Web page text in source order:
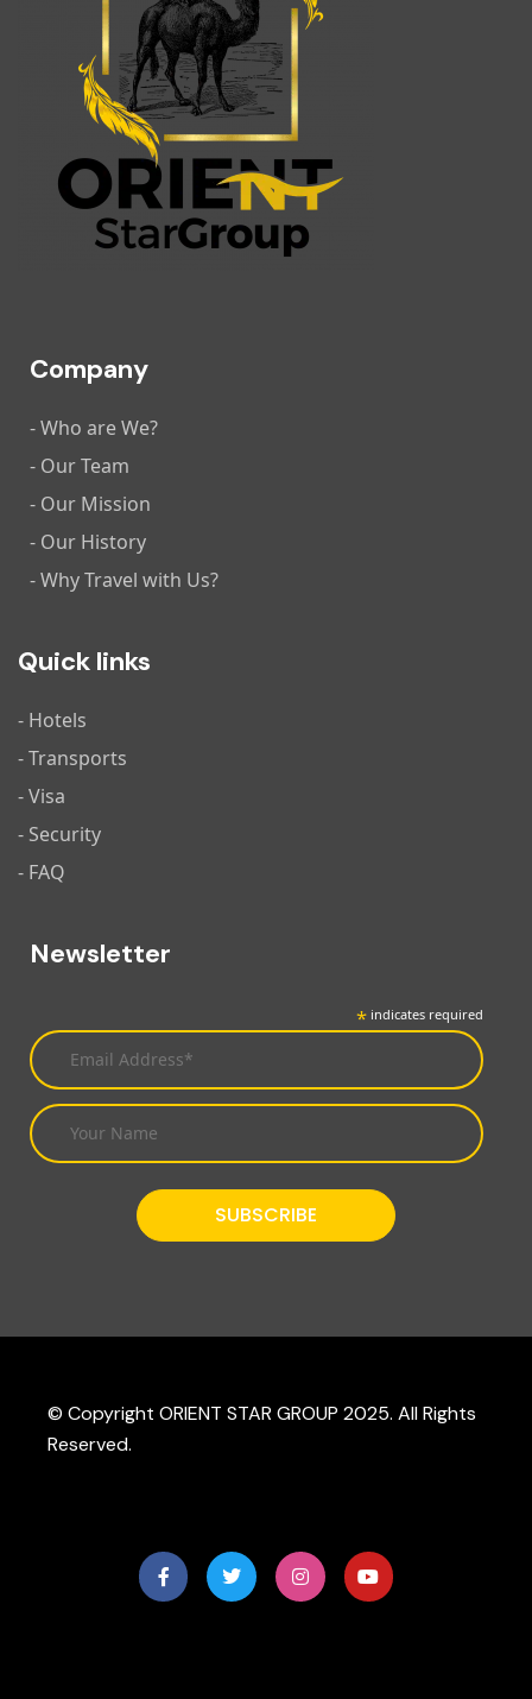
Company
- Who are We?
- Our Team
- Our Mission
- Our History
- Why Travel with Us?
Quick links
- Hotels
- Transports
- Visa
- Security
- FAQ
Newsletter
* indicates required
© Copyright ORIENT STAR GROUP 2025. All Rights
Reserved.